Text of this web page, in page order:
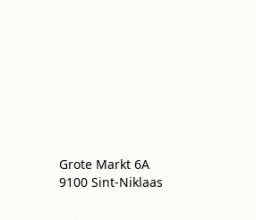
Grote Markt 6A
9100 Sint-Niklaas